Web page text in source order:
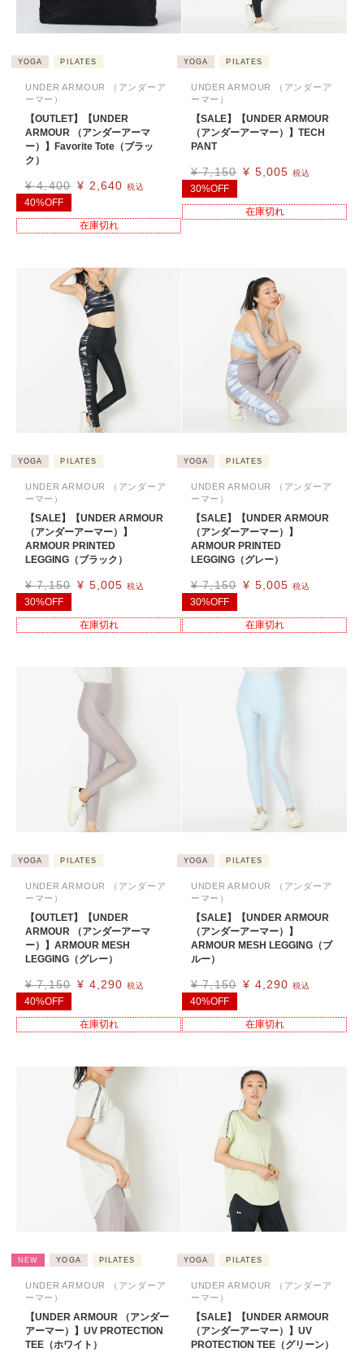
YOGA PILATES
UNDER ARMOUR （アンダーア
ーマー）
【OUTLET】【UNDER
ARMOUR （アンダーアーマ
ー）】Favorite Tote（ブラッ
ク）
¥ 4,400 ¥ 2,640 税込
40%OFF
在庫切れ
YOGA PILATES
UNDER ARMOUR （アンダーア
ーマー）
【SALE】【UNDER ARMOUR
（アンダーアーマー）】TECH
PANT
¥ 7,150 ¥ 5,005 税込
30%OFF
在庫切れ
YOGA PILATES
UNDER ARMOUR （アンダーア
ーマー）
【SALE】【UNDER ARMOUR
（アンダーアーマー）】
ARMOUR PRINTED
LEGGING（ブラック）
¥ 7,150 ¥ 5,005 税込
30%OFF
在庫切れ
YOGA PILATES
UNDER ARMOUR （アンダーア
ーマー）
【SALE】【UNDER ARMOUR
（アンダーアーマー）】
ARMOUR PRINTED
LEGGING（グレー）
¥ 7,150 ¥ 5,005 税込
30%OFF
在庫切れ
YOGA PILATES
UNDER ARMOUR （アンダーア
ーマー）
【OUTLET】【UNDER
ARMOUR （アンダーアーマ
ー）】ARMOUR MESH
LEGGING（グレー）
¥ 7,150 ¥ 4,290 税込
40%OFF
在庫切れ
YOGA PILATES
UNDER ARMOUR （アンダーア
ーマー）
【SALE】【UNDER ARMOUR
（アンダーアーマー）】
ARMOUR MESH LEGGING（ブ
ルー）
¥ 7,150 ¥ 4,290 税込
40%OFF
在庫切れ
NEW YOGA PILATES
UNDER ARMOUR （アンダーア
ーマー）
【UNDER ARMOUR （アンダー
アーマー）】UV PROTECTION
TEE（ホワイト）
YOGA PILATES
UNDER ARMOUR （アンダーア
ーマー）
【SALE】【UNDER ARMOUR
（アンダーアーマー）】UV
PROTECTION TEE（グリーン）